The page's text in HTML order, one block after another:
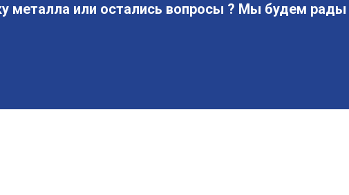
металла или остались вопросы ? Мы будем рады